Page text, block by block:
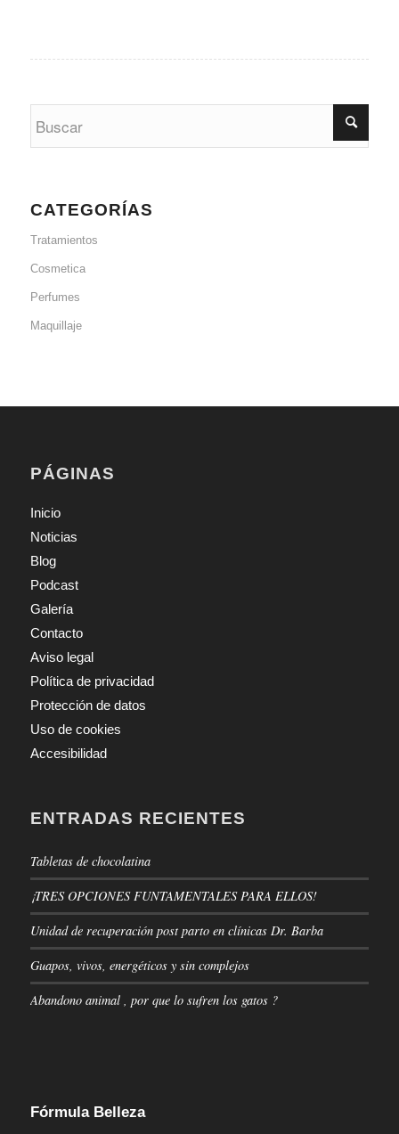
CATEGORÍAS
Tratamientos
Cosmetica
Perfumes
Maquillaje
PÁGINAS
Inicio
Noticias
Blog
Podcast
Galería
Contacto
Aviso legal
Política de privacidad
Protección de datos
Uso de cookies
Accesibilidad
ENTRADAS RECIENTES
Tabletas de chocolatina
¡TRES OPCIONES FUNTAMENTALES PARA ELLOS!
Unidad de recuperación post parto en clínicas Dr. Barba
Guapos, vivos, energéticos y sin complejos
Abandono animal , por que lo sufren los gatos ?
Fórmula Belleza